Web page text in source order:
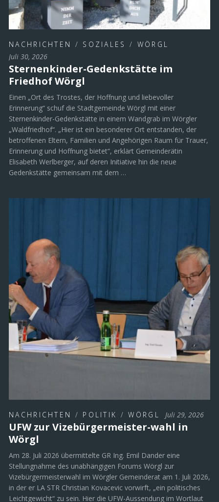
NACHRICHTEN / SOZIALES / WÖRGL
Juli 30, 2026
Sternenkinder-Gedenkstätte im
Friedhof Wörgl
Einen „Ort des Trostes, der Hoffnung und liebevoller
Erinnerung“ schuf die Stadtgemeinde Wörgl mit einer
Sternenkinder-Gedenkstätte in einem Wandgrab im Wörgler
„Waldfriedhof“. „Hier ist ein besonderer Ort entstanden, der
betroffenen Eltern, Familien und Angehörigen Raum für Trauer,
Erinnerung und Hoffnung bietet“, erklärt Gemeinderätin
Elisabeth Werlberger, auf deren Initiative hin die neue
Gedenkstätte gemeinsam mit dem …
NACHRICHTEN / POLITIK /WÖRGL Juli 29, 2026
UFW zur Vizebürgermeister-wahl in
Wörgl
Am 28. Juli 2026 übermittelte GR Ing. Emil Dander eine
Stellungnahme des unabhängigen Forums Wörgl zur
Vizebürgermeisterwahl im Wörgler Gemeinderat am 1. Juli 2026,
in der er LA STR Christian Kovacevic vorwirft, „ein politisches
Leichtgewicht“ zu sein. Hier die UFW-Aussendung im Wortlaut